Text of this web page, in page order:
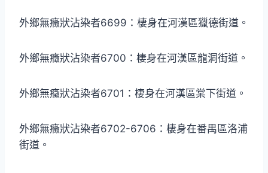
外鄉無癥狀沾染者6699：棲身在河漢區獵德街道。
外鄉無癥狀沾染者6700：棲身在河漢區龍洞街道。
外鄉無癥狀沾染者6701：棲身在河漢區棠下街道。
外鄉無癥狀沾染者6702-6706：棲身在番禺區洛浦
街道。